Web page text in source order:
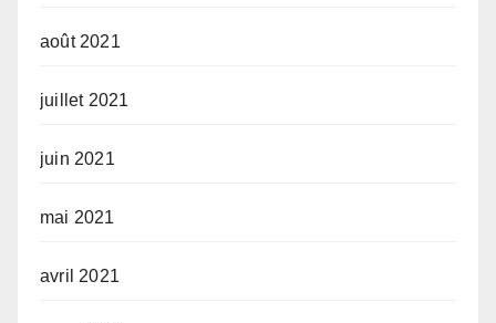
août 2021
juillet 2021
juin 2021
mai 2021
avril 2021